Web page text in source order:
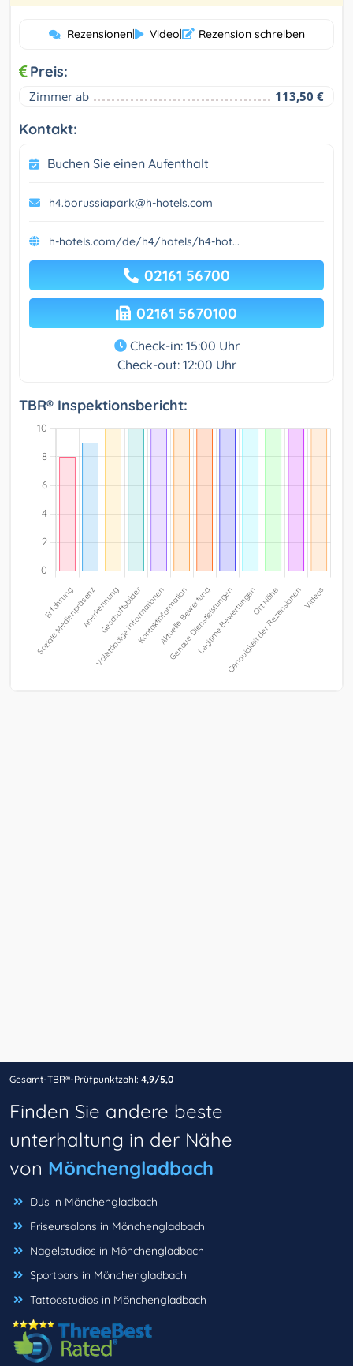
Rezensionen| Video| Rezension schreiben
Preis:
Zimmer ab 113,50 €
Kontakt:
Buchen Sie einen Aufenthalt
h4.borussiapark@h-hotels.com
h-hotels.com/de/h4/hotels/h4-hot...
02161 56700
02161 5670100
Check-in: 15:00 Uhr
Check-out: 12:00 Uhr
TBR® Inspektionsbericht:
Gesamt-TBR®-Prüfpunktzahl: 4,9/5,0
Finden Sie andere beste
unterhaltung in der Nähe
von Mönchengladbach
DJs in Mönchengladbach
Friseursalons in Mönchengladbach
Nagelstudios in Mönchengladbach
Sportbars in Mönchengladbach
Tattoostudios in Mönchengladbach